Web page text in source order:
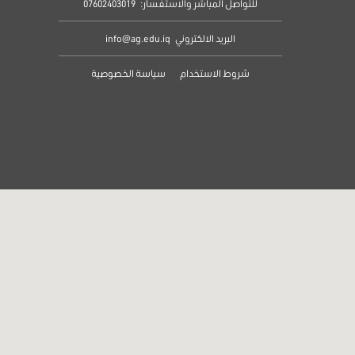
للتواصل المباشر والاستفسار: 07602403019
البريد الالكتروني info@ag.edu.iq
شروط الاستخدام سياسة الخصوصية